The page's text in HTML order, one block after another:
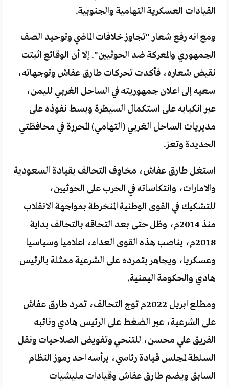
القيادات العسكرية التهامية والجنوبية.
ومع انه رفع شعار "تجاوز خلافات الماضي وتوحيد الصف
الجمهوري والمعركة ضد الحوثيين". إلا أن الوقائع اثبتت
نقيض شعاره، فأكدت تحركات طارق عفاش وتوجهاته،
سعيه إلى اعلان جمهوريته في الساحل الغربي لليمن،
عبر انكبابه على استكمال السيطرة وبسط نفوذه على
مديريات الساحل الغربي (التهامي) المحررة في محافظتي
الحديدة وتعز.
استغل طارق عفاش، مخاوف التحالف بقيادة السعودية
والامارات، وانتكاساته في الحرب على الحوثيين،
للتشكيك في القوى الوطنية المنخرطة بمواجهة الانقلاب
منذ 2014م، وظل حتى بعد التحاقه بالتحالف بداية
2018م، يناصب هذه القوى العداء، اعلاميا وسياسيا
وعسكريا، ويجاهر بتمرده على الشرعية ممثلة بالرئيس
هادي والحكومة اليمنية.
ومطلع ابريل 2022م توج التحالف، تمرد طارق عفاش
على الشرعية، عبر الضغط على الرئيس هادي ونائبه
الفريق علي محسن، للتنحي وتفويض الصلاحيات ونقل
السلطة لمجلس قيادة رئاسي، يرأسه احد رموز النظام
السابق ويضم طارق عفاش وقيادات مليشيات